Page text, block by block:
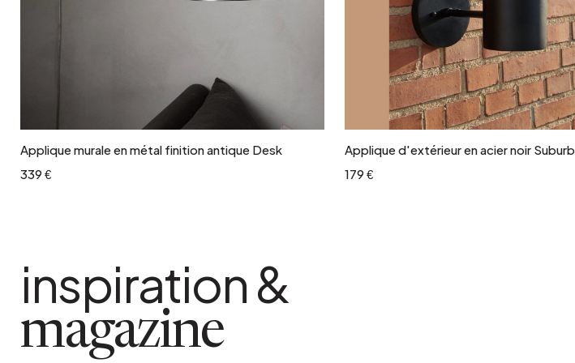
Ajouter au panier
Applique murale en métal finition antique Desk
339 €
Ajouter au panier
Applique d'extérieur en acier noir Suburb
179 €
inspiration &
magazine